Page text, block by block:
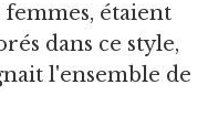
femmes, étaient
dans ce style,
l'ensemble de